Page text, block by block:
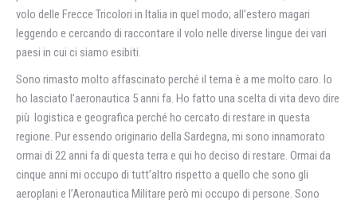
volo delle Frecce Tricolori in Italia in quel modo; all’estero magari
leggendo e cercando di raccontare il volo nelle diverse lingue dei vari
paesi in cui ci siamo esibiti.
Sono rimasto molto affascinato perché il tema è a me molto caro. Io
ho lasciato l’aeronautica 5 anni fa. Ho fatto una scelta di vita devo dire
più logistica e geografica perché ho cercato di restare in questa
regione. Pur essendo originario della Sardegna, mi sono innamorato
ormai di 22 anni fa di questa terra e qui ho deciso di restare. Ormai da
cinque anni mi occupo di tutt’altro rispetto a quello che sono gli
aeroplani e l’Aeronautica Militare però mi occupo di persone. Sono